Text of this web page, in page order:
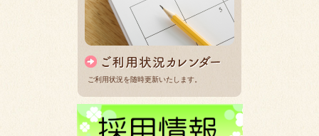
ご利用状況を随時更新いたします。